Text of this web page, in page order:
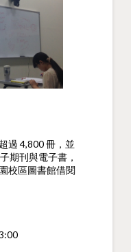
過 4,800 冊，並
期刊與電子書，
校區圖書館借閱